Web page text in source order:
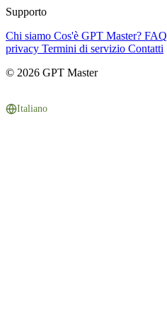
Supporto
Chi siamo Cos'è GPT Master? FAQ
privacy Termini di servizio Contatti
© 2026 GPT Master
Italiano